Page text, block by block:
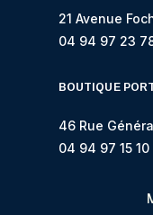
21 Avenue
04 94 97 23
BOUTIQUE
46 Rue
04 94 97 15 10